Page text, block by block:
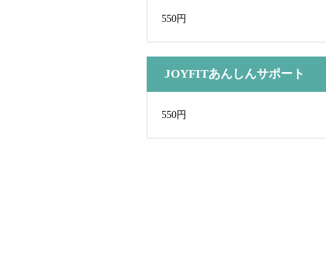
550円
JOYFITあんしんサポート
550円